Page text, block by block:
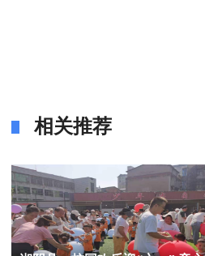
相关推荐